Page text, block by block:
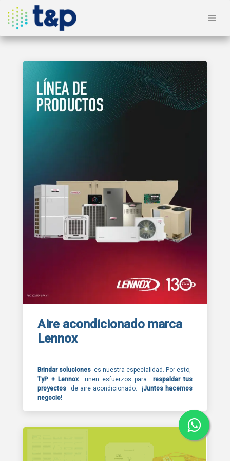
Aire acondicionado marca
Lennox
Brindar soluciones es nuestra especialidad. Por esto,
TyP + Lennox
unen esfuerzos para
respaldar tus
proyectos
de aire acondicionado.
¡Juntos hacemos
negocio!